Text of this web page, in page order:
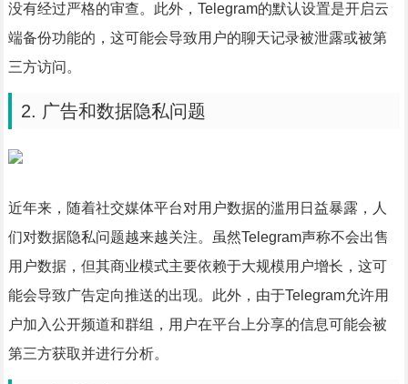
没有经过严格的审查。此外，Telegram的默认设置是开启云
端备份功能的，这可能会导致用户的聊天记录被泄露或被第
三方访问。
2. 广告和数据隐私问题
近年来，随着社交媒体平台对用户数据的滥用日益暴露，人
们对数据隐私问题越来越关注。虽然Telegram声称不会出售
用户数据，但其商业模式主要依赖于大规模用户增长，这可
能会导致广告定向推送的出现。此外，由于Telegram允许用
户加入公开频道和群组，用户在平台上分享的信息可能会被
第三方获取并进行分析。